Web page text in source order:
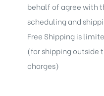
behalf of agree with
scheduling and
Free Shipping is
(for shipping outside
charges)